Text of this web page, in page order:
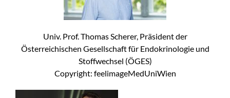
Univ. Prof. Thomas Scherer, Präsident der
Österreichischen Gesellschaft für Endokrinologie und
Stoffwechsel (ÖGES)
Copyright: feelimageMedUniWien